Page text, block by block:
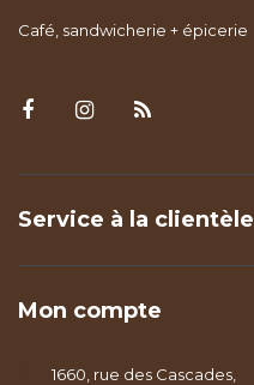
Café, sandwicherie + épicerie
Service à la clientèle
Mon compte
1660, rue des Cascades,